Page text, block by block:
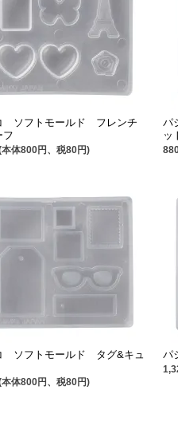
ソフトモールド フレンチ
フ
体800円、税80円)
パ
ッ
ソフトモールド タグ&キュ
体800円、税80円)
パ